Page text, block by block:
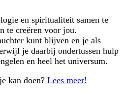
en spiritualiteit samen te
te creëren voor jou.
kunt blijven en je als
je daarbij ondertussen hulp
en heel het universum.
kan doen? Lees meer!